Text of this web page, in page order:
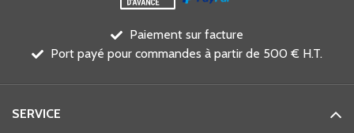
Paiement sur facture
Port payé pour commandes à partir de 500 € H.T.
SERVICE